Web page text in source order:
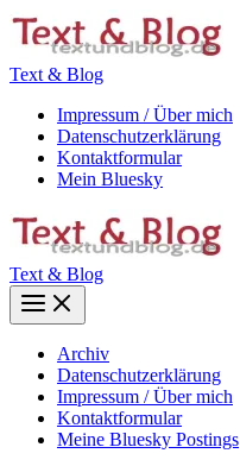
Zum
Inhalt
Text & Blog
Impressum / Über mich
Datenschutzerklärung
Kontaktformular
Mein Bluesky
Text & Blog
Main
Menu
Archiv
Datenschutzerklärung
Impressum / Über mich
Kontaktformular
Meine Bluesky Postings